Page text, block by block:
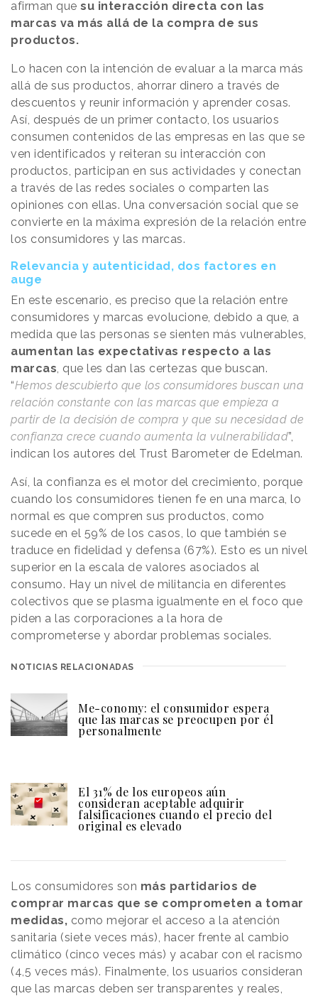
afirman que su interacción directa con las
marcas va más allá de la compra de sus
productos.
Lo hacen con la intención de evaluar a la marca más
allá de sus productos, ahorrar dinero a través de
descuentos y reunir información y aprender cosas.
Así, después de un primer contacto, los usuarios
consumen contenidos de las empresas en las que se
ven identificados y reiteran su interacción con
productos, participan en sus actividades y conectan
a través de las redes sociales o comparten las
opiniones con ellas. Una conversación social que se
convierte en la máxima expresión de la relación entre
los consumidores y las marcas.
Relevancia y autenticidad, dos factores en
auge
En este escenario, es preciso que la relación entre
consumidores y marcas evolucione, debido a que, a
medida que las personas se sienten más vulnerables,
aumentan las expectativas respecto a las
marcas, que les dan las certezas que buscan.
“Hemos descubierto que los consumidores buscan una
relación constante con las marcas que empieza a
partir de la decisión de compra y que su necesidad de
confianza crece cuando aumenta la vulnerabilidad”,
indican los autores del Trust Barometer de Edelman.
Así, la confianza es el motor del crecimiento, porque
cuando los consumidores tienen fe en una marca, lo
normal es que compren sus productos, como
sucede en el 59% de los casos, lo que también se
traduce en fidelidad y defensa (67%). Esto es un nivel
superior en la escala de valores asociados al
consumo. Hay un nivel de militancia en diferentes
colectivos que se plasma igualmente en el foco que
piden a las corporaciones a la hora de
comprometerse y abordar problemas sociales.
NOTICIAS RELACIONADAS
Me-conomy: el consumidor espera
que las marcas se preocupen por él
personalmente
El 31% de los europeos aún
consideran aceptable adquirir
falsificaciones cuando el precio del
original es elevado
Los consumidores son más partidarios de
comprar marcas que se comprometen a tomar
medidas, como mejorar el acceso a la atención
sanitaria (siete veces más), hacer frente al cambio
climático (cinco veces más) y acabar con el racismo
(4,5 veces más). Finalmente, los usuarios consideran
que las marcas deben ser transparentes y reales,